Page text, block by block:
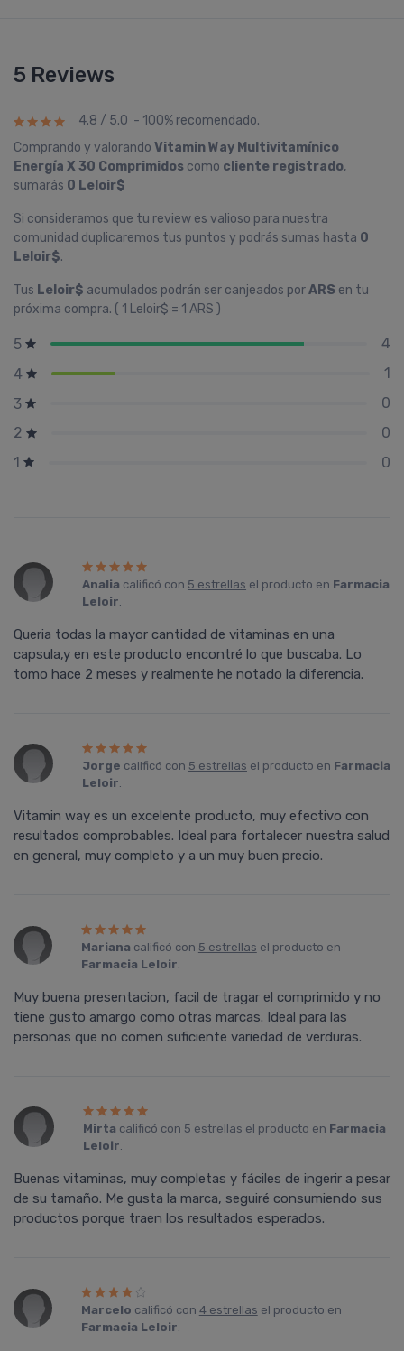
5 Reviews
4.8 / 5.0 - 100% recomendado.
Comprando y valorando Vitamin Way Multivitamí­nico
Energía X 30 Comprimidos como cliente registrado,
sumarás 0 Leloir$
Si consideramos que tu review es valioso para nuestra
comunidad duplicaremos tus puntos y podrás sumas hasta 0
Leloir$.
Tus Leloir$ acumulados podrán ser canjeados porARS en tu
próxima compra. ( 1 Leloir$ = 1 ARS )
5
4
4
1
3
0
2
0
1
0
Analia calificó con 5 estrellas el producto en Farmacia
Leloir.
Queria todas la mayor cantidad de vitaminas en una
capsula,y en este producto encontré lo que buscaba. Lo
tomo hace 2 meses y realmente he notado la diferencia.
Jorge calificó con 5 estrellas el producto en Farmacia
Leloir.
Vitamin way es un excelente producto, muy efectivo con
resultados comprobables. Ideal para fortalecer nuestra salud
en general, muy completo y a un muy buen precio.
Mariana calificó con 5 estrellas el producto en
Farmacia Leloir.
Muy buena presentacion, facil de tragar el comprimido y no
tiene gusto amargo como otras marcas. Ideal para las
personas que no comen suficiente variedad de verduras.
Mirta calificó con 5 estrellas el producto en Farmacia
Leloir.
Buenas vitaminas, muy completas y fáciles de ingerir a pesar
de su tamaño. Me gusta la marca, seguiré consumiendo sus
productos porque traen los resultados esperados.
Marcelo calificó con 4 estrellas el producto en
Farmacia Leloir.